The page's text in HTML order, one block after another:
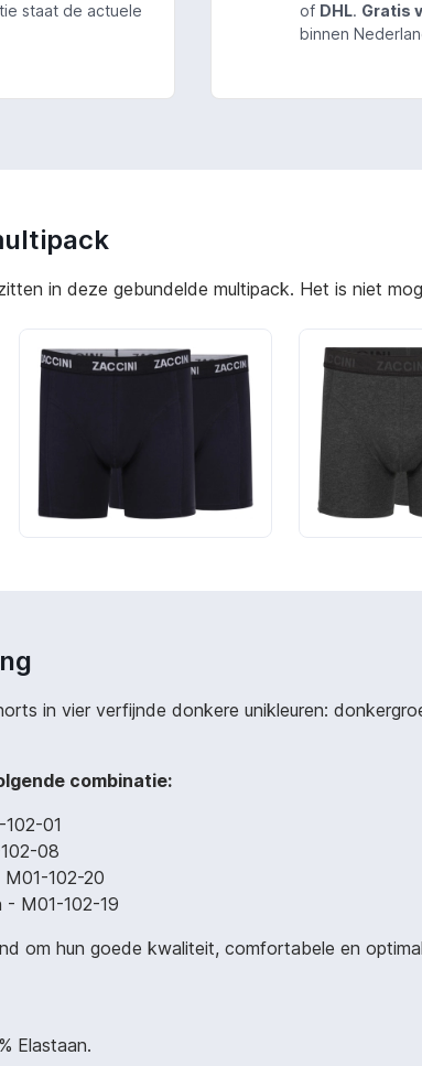
staat de actuele
of DHL. Gratis
binnen
in deze gebundelde multipack. Het is niet
in vier verfijnde donkere unikleuren:
combinatie:
01
08
102-20
- M01-102-19
om hun goede kwaliteit, comfortabele en
Elastaan.